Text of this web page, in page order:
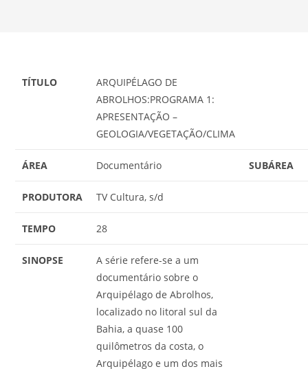
TÍTULO
ARQUIPÉLAGO DE
ABROLHOS:PROGRAMA 1:
APRESENTAÇÃO –
GEOLOGIA/VEGETAÇÃO/CLIMA
ÁREA Documentário SUBÁREA
PRODUTORA TV Cultura, s/d
TEMPO 28
SINOPSE
A série refere-se a um
documentário sobre o
Arquipélago de Abrolhos,
localizado no litoral sul da
Bahia, a quase 100
quilômetros da costa, o
Arquipélago e um dos mais